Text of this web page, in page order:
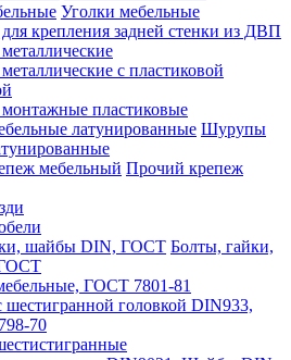
Уголки мебельные
крепления задней стенки из ДВП
с пластиковой
пластиковые
Шурупы
Прочий крепеж
Болты, гайки,
ГОСТ 7801-81
шестигранной головкой DIN933,
70